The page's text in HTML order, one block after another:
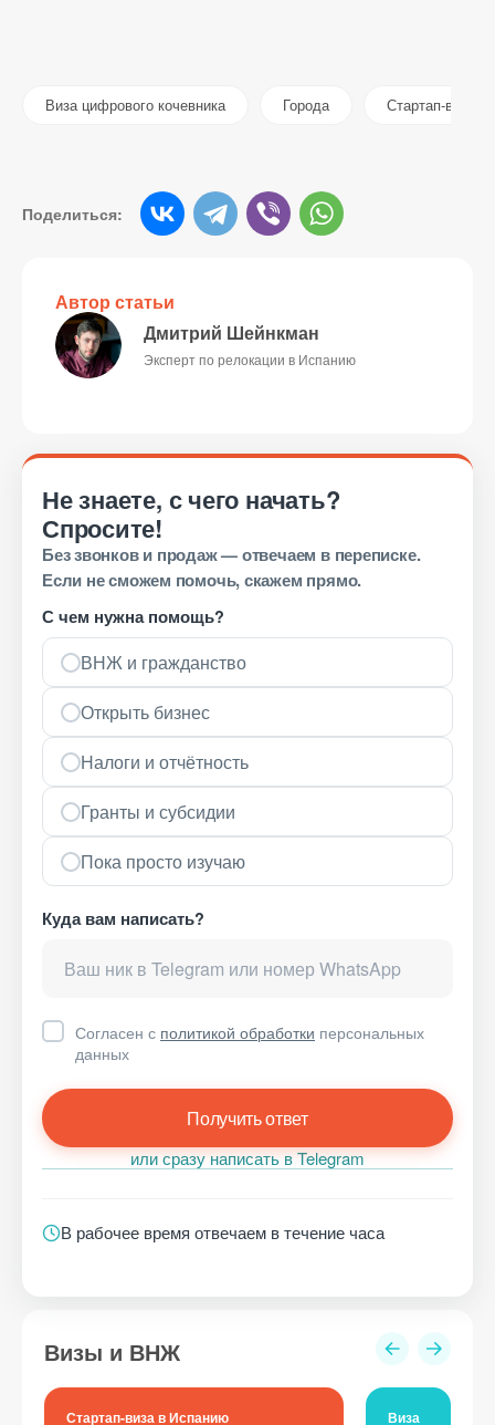
Виза цифрового кочевника Города Стартап-виза
Поделиться:
Автор статьи
Дмитрий Шейнкман
Эксперт по релокации в Испанию
Не знаете, с чего начать?
Спросите!
Без звонков и продаж — отвечаем в переписке.
Если не сможем помочь, скажем прямо.
С чем нужна помощь?
ВНЖ и гражданство
Открыть бизнес
Налоги и отчётность
Гранты и субсидии
Пока просто изучаю
Куда вам написать?
Согласен с политикой обработки персональных
данных
Получить ответ
или сразу написать в Telegram
В рабочее время отвечаем в течение часа
Визы и ВНЖ
Стартап-виза в Испанию Виза